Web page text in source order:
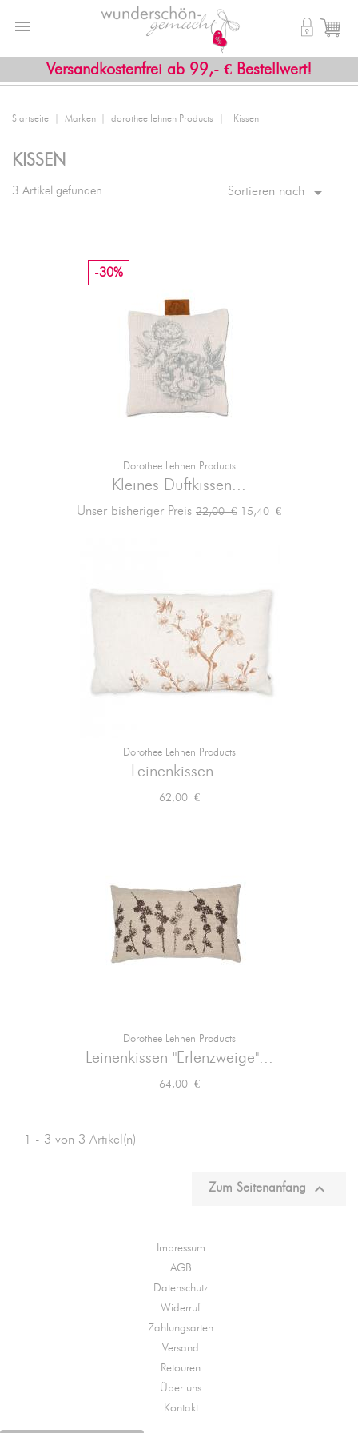
Versandkostenfrei ab 99,- € Bestellwert!
 shopping_cart

Startseite Marken dorothee lehnen Products Kissen
KISSEN
3 Artikel gefunden Sortieren nach 
Dorothee Lehnen Products
Kleines Duftkissen...
Unser bisheriger Preis Verkaufspreis
22,00 €
-30%
Preis
15,40 €
Dorothee Lehnen Products
Leinenkissen...
Preis
62,00 €
Dorothee Lehnen Products
Leinenkissen "Erlenzweige"...
Preis
64,00 €
1 - 3 von 3 Artikel(n)
Zum Seitenanfang 
Impressum
AGB
Datenschutz
Widerruf
Zahlungsarten
Versand
Retouren
Über uns
Kontakt